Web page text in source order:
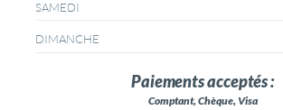
SAMEDI
DIMANCHE
Paiements acceptés :
Comptant, Chèque, Visa